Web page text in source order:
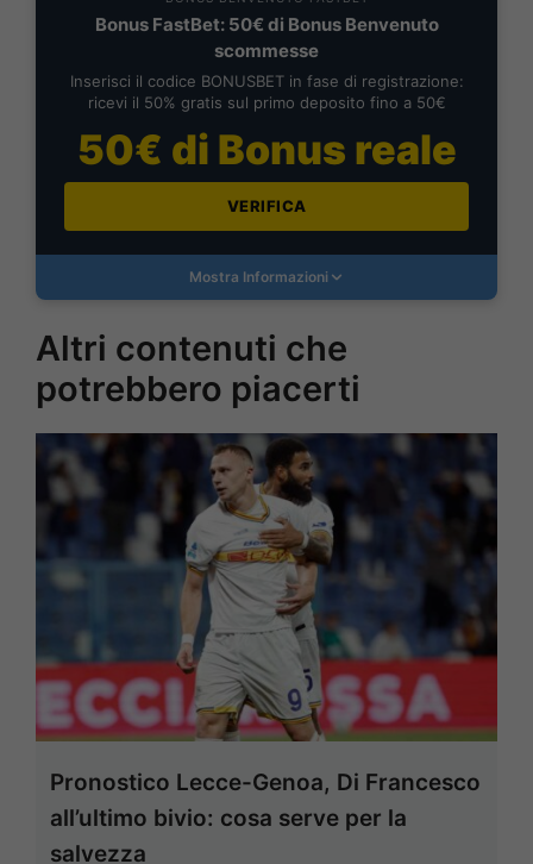
Bonus FastBet: 50€ di Bonus Benvenuto
scommesse
Inserisci il codice BONUSBET in fase di registrazione:
ricevi il 50% gratis sul primo deposito fino a 50€
50€ di Bonus reale
VERIFICA
Mostra Informazioni
Altri contenuti che
potrebbero piacerti
Pronostico Lecce-Genoa, Di Francesco
all’ultimo bivio: cosa serve per la
salvezza